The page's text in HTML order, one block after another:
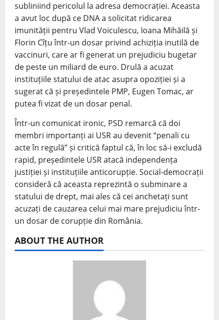
subliniind pericolul la adresa democrației. Aceasta
a avut loc după ce DNA a solicitat ridicarea
imunității pentru Vlad Voiculescu, Ioana Mihăilă și
Florin Cîțu într-un dosar privind achiziția inutilă de
vaccinuri, care ar fi generat un prejudiciu bugetar
de peste un miliard de euro. Drulă a acuzat
instituțiile statului de atac asupra opoziției și a
sugerat că și președintele PMP, Eugen Tomac, ar
putea fi vizat de un dosar penal.
Într-un comunicat ironic, PSD remarcă că doi
membri importanți ai USR au devenit “penali cu
acte în regulă” și critică faptul că, în loc să-i excludă
rapid, președintele USR atacă independența
justiției și instituțiile anticorupție. Social-democrații
consideră că aceasta reprezintă o subminare a
statului de drept, mai ales că cei anchetați sunt
acuzați de cauzarea celui mai mare prejudiciu într-
un dosar de corupție din România.
ABOUT THE AUTHOR